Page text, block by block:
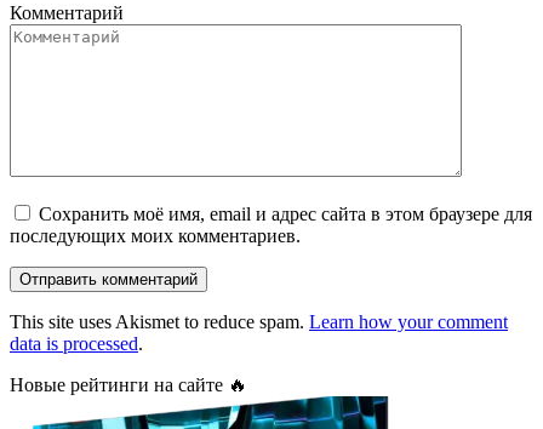
Комментарий
Сохранить моё имя, email и адрес сайта в этом браузере для
последующих моих комментариев.
This site uses Akismet to reduce spam. Learn how your comment
data is processed.
Новые рейтинги на сайте 🔥